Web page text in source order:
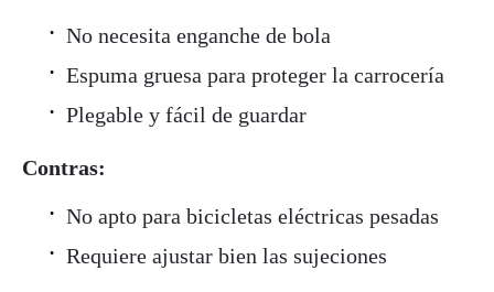
No necesita enganche de bola
Espuma gruesa para proteger la carrocería
Plegable y fácil de guardar
Contras:
No apto para bicicletas eléctricas pesadas
Requiere ajustar bien las sujeciones